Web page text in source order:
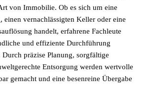
von Immobilie. Ob es sich um eine
einen vernachlässigten Keller oder eine
handelt, erfahrene Fachleute
und effiziente Durchführung
präzise Planung, sorgfältige
Entsorgung werden wertvolle
gemacht und eine besenreine Übergabe